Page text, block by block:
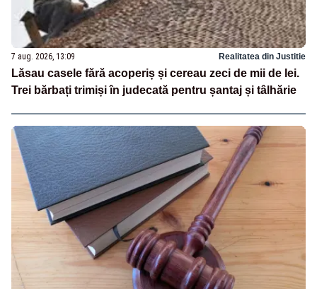
7 aug. 2026, 13:09 Realitatea din Justitie
Lăsau casele fără acoperiș și cereau zeci de mii de lei.
Trei bărbați trimiși în judecată pentru șantaj și tâlhărie